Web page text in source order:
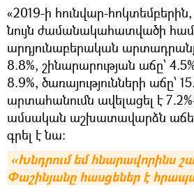
«2019-ի հունվար-
նույն ժամանակահատվածի
արդյունաբերական
8.8%, շինարարության աճը՝
8.9%, ծառայությունների աճը՝
արտահանումն ավելացել է
ամսական աշխատավարձն աճել
գրել է նա։
«Խնդրում եմ հնարավորինս
Փաշինյանը հասցեներ է